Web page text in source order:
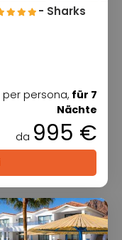
- Sharks
per persona, für 7
Nächte
da 995 €